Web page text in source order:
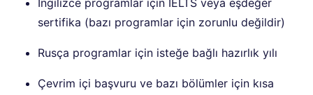
İngilizce programlar için IELTS veya eşdeğer
sertifika (bazı programlar için zorunlu değildir)
Rusça programlar için isteğe bağlı hazırlık yılı
Çevrim içi başvuru ve bazı bölümler için kısa